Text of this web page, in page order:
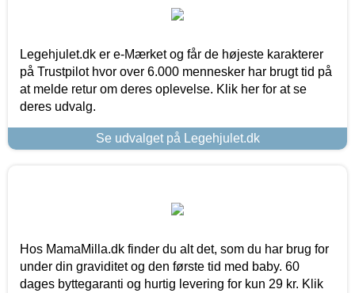
Legehjulet.dk er e-Mærket og får de højeste karakterer
på Trustpilot hvor over 6.000 mennesker har brugt tid på
at melde retur om deres oplevelse. Klik her for at se
deres udvalg.
Se udvalget på Legehjulet.dk
Hos MamaMilla.dk finder du alt det, som du har brug for
under din graviditet og den første tid med baby. 60
dages byttegaranti og hurtig levering for kun 29 kr. Klik